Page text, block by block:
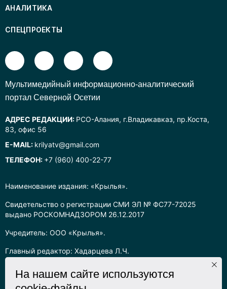
Наименование издания: «Крылья».
Свидетельство о регистрации СМИ ЭЛ № ФС77-72025
выдано РОСКОМНАДЗОРОМ 26.12.2017
Учредитель: ООО «Крылья».
Главный редактор: Хадарцева Л.Ч.
Информация на сайте предназначена для лиц старше 16 лет.
Все права на любые материалы, опубликованные на сайте,
АНАЛИТИКА
СПЕЦПРОЕКТЫ
Mультимедийный информационно-аналитический
портал Северной Осетии
АДРЕС РЕДАКЦИИ: РСО-Алания, г.Владикавказ, пр.Коста,
83, офис 56
E-MAIL: krilyatv@gmail.com
ТЕЛЕФОН: +7 (960) 400-22-77
На нашем сайте используются